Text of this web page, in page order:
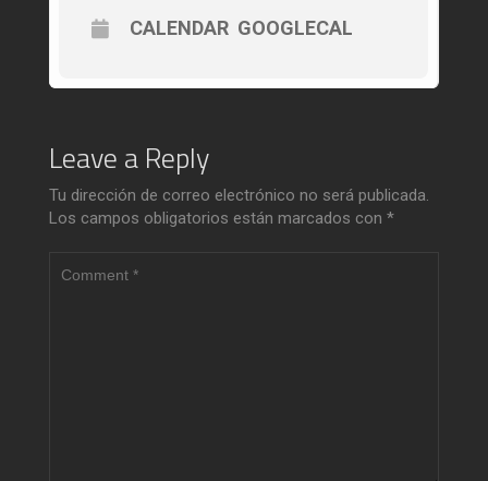
CALENDAR GOOGLECAL
Leave a Reply
Tu dirección de correo electrónico no será publicada.
Los campos obligatorios están marcados con *